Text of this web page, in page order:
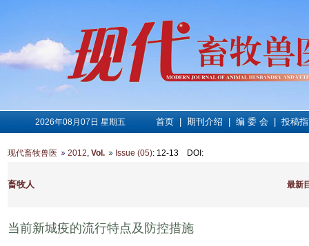
2026年08月07日 星期五 首页 期刊介绍 编 委 会 投稿
现代畜牧兽医 2012, Vol. Issue (05): 12-13 DOI :
畜牧人 最新
当前新城疫的流行特点及防控措施